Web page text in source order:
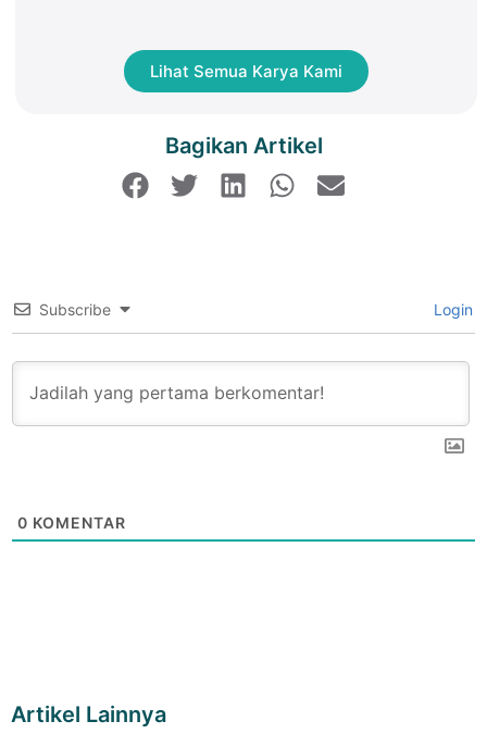
Lihat Semua Karya Kami
Bagikan Artikel
Subscribe Login
0 KOMENTAR
Artikel Lainnya